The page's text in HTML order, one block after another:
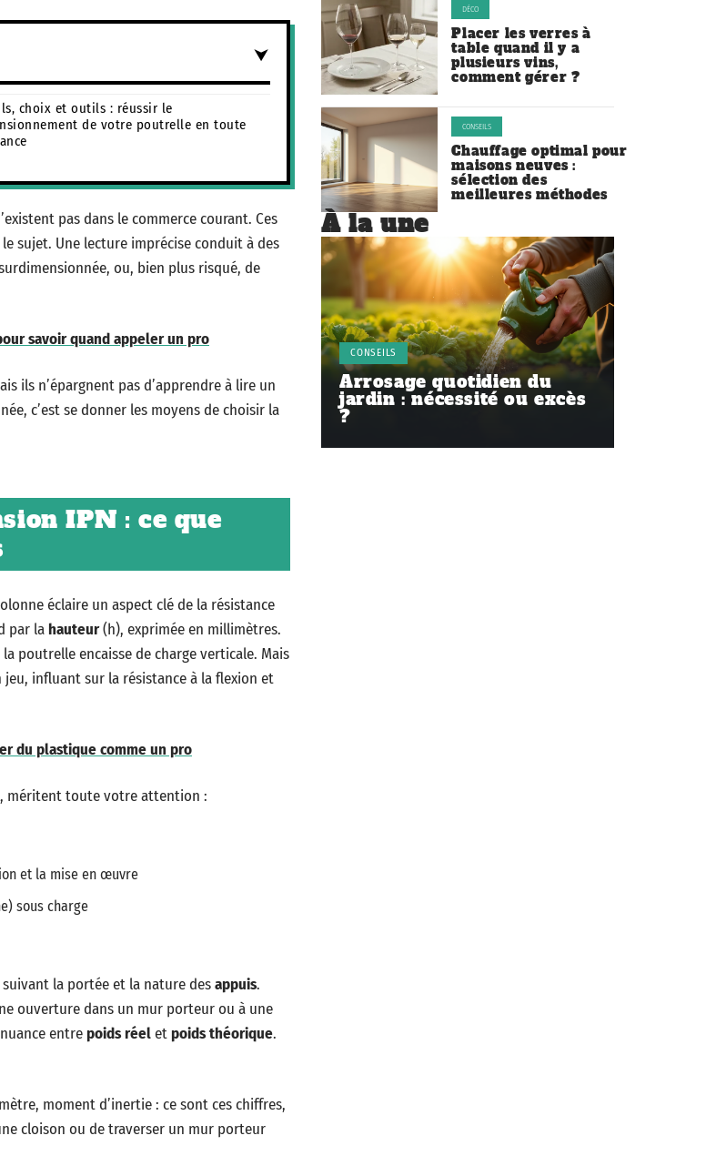
choix et outils : réussir le
de votre poutrelle en toute
pas dans le commerce courant. Ces
sujet. Une lecture imprécise conduit à des
ou, bien plus risqué, de
savoir quand appeler un pro
ils n’épargnent pas d’apprendre à lire un
c’est se donner les moyens de choisir la
IPN : ce que
éclaire un aspect clé de la résistance
par la hauteur(h), exprimée en millimètres.
poutrelle encaisse de charge verticale. Mais
jeu, influant sur la résistance à la flexion et
du plastique comme un pro
méritent toute votre attention :
et la mise en œuvre
sous charge
suivant la portée et la nature desappuis.
ouverture dans un mur porteur ou à une
entrepoids réeletpoids théorique.
moment d’inertie : ce sont ces chiffres,
cloison ou de traverser un mur porteur
DÉCO
Placer les verres à
table quand il y a
plusieurs vins,
comment gérer ?
CONSEILS
Chauffage optimal pour
maisons neuves :
sélection des
meilleures méthodes
À la une
CONSEILS
Arrosage quotidien du
jardin : nécessité ou excès
?